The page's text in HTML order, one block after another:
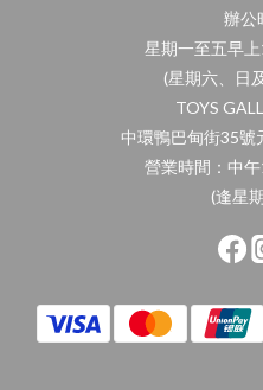
辦公
星期一至五早
(星期六、日
TOYS
中環鴨巴甸街35號
營業時間：中
(逢星